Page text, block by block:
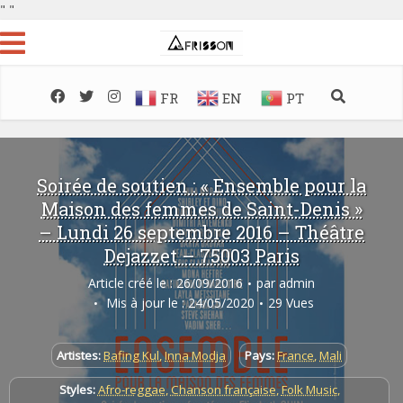
" "
FR EN PT
Soirée de soutien : « Ensemble pour la
Maison des femmes de Saint-Denis »
– Lundi 26 septembre 2016 – Théâtre
Dejazzet – 75003 Paris
Article créé le : 26/09/2016 par admin
Mis à jour le : 24/05/2020
29 Vues
Artistes:Bafing Kul,Inna Modja Pays:France,Mali
Styles:Afro-reggae,Chanson française,Folk Music,